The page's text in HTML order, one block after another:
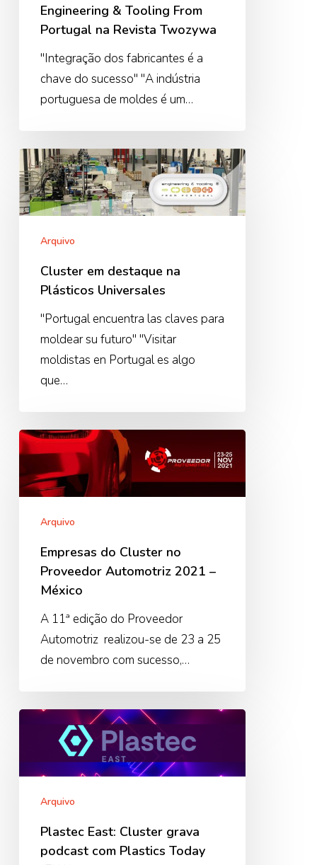
Revista
Engineering & Tooling From
Portugal na Revista Twozywa
"Integração dos fabricantes é a
chave do sucesso" "A indústria
portuguesa de moldes é um…
Cluster
em
destaque
na
Plásticos
Arquivo
Cluster em destaque na
Plásticos Universales
"Portugal encuentra las claves para
moldear su futuro" "Visitar
moldistas en Portugal es algo
que…
Empresas
do
Cluster
no
Proveedor
2021
Arquivo
Empresas do Cluster no
Proveedor Automotriz 2021 –
México
A 11ª edição do Proveedor
Automotriz realizou-se de 23 a 25
de novembro com sucesso,…
Plastec
Cluster
grava
podcast
Arquivo
Plastec East: Cluster grava
podcast com Plastics Today